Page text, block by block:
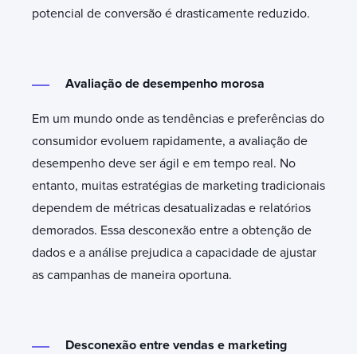
potencial de conversão é drasticamente reduzido.
Avaliação de desempenho morosa
Em um mundo onde as tendências e preferências do
consumidor evoluem rapidamente, a avaliação de
desempenho deve ser ágil e em tempo real. No
entanto, muitas estratégias de marketing tradicionais
dependem de métricas desatualizadas e relatórios
demorados. Essa desconexão entre a obtenção de
dados e a análise prejudica a capacidade de ajustar
as campanhas de maneira oportuna.
Desconexão entre vendas e marketing